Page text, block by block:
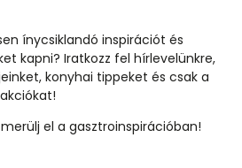
ínycsiklandó inspirációt és
kapni? Iratkozz fel hírlevelünkre,
konyhai tippeket és csak a
el a gasztroinspirációban!